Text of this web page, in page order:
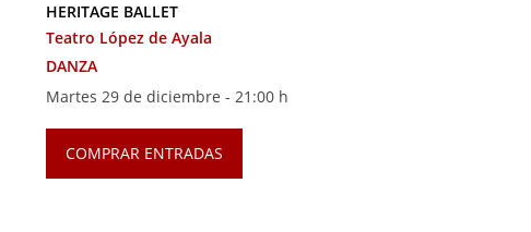
HERITAGE BALLET
Teatro López de Ayala
DANZA
Martes 29 de diciembre -21:00 h
COMPRAR ENTRADAS